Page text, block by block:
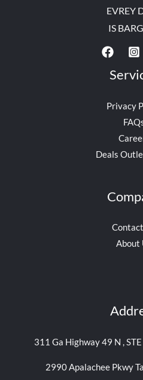
EVREY
IS
Privacy
Deals
About
311 Ga Highway 49 N ,
2990 Apalachee Pkwy